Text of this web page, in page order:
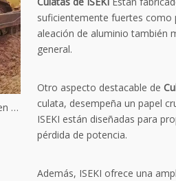
Explorando los beneficios de invertir en maquinaria Komatsu usada
suficientemente fuertes como
aleación de aluminio también
general.
Otro aspecto destacable de
culata, desempeña un papel
ISEKI están diseñadas para
pérdida de potencia.
Además, ISEKI ofrece una